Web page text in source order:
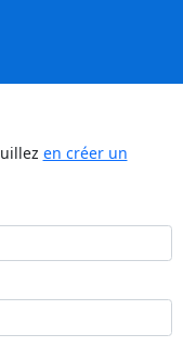
en créer un